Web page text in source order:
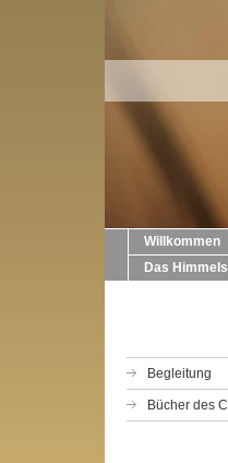
Willkommen
Das
Begleitung
Bücher des